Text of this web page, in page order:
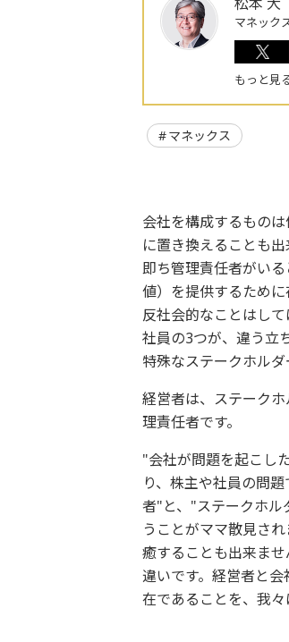
マネック
もっと見
マネックス
会社を構成するもの
に置き換えることも
即ち管理責任者がい
値）を提供するため
反社会的なことはし
社員の3つが、違う立
特殊なステークホルダ
経営者は、ステーク
理責任者です。
"会社が問題を起こし
り、株主や社員の問
者"と、"ステークホル
うことがママ散見さ
癒することも出来ま
違いです。経営者と
在であることを、我々